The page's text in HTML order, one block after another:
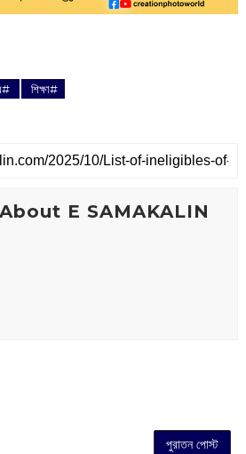
‌ শিক্ষা#
About E SAMAKALIN
পুরাতন পোস্ট